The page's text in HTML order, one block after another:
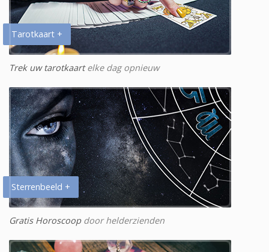
Tarotkaart +
Trek uw tarotkaartelke dag opnieuw
Sterrenbeeld +
Gratis Horoscoopdoor helderzienden